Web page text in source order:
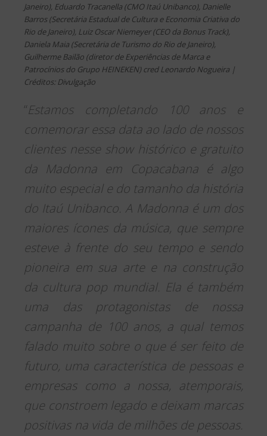
Janeiro), Eduardo Tracanella (CMO Itaú Unibanco), Danielle
Barros (Secretária Estadual de Cultura e Economia Criativa do
Rio de Janeiro), Luiz Oscar Niemeyer (CEO da Bonus Track),
Daniela Maia (Secretária de Turismo do Rio de Janeiro),
Guilherme Bailão (diretor de Experiências de Marca e
Patrocínios do Grupo HEINEKEN) cred Leonardo Nogueira |
Créditos: Divulgação
“Estamos completando 100 anos e
comemorar essa data ao lado de nossos
clientes nesse show histórico e gratuito
da Madonna em Copacabana é algo
muito especial e do tamanho da história
do Itaú Unibanco. A Madonna é um dos
maiores ícones da música, que sempre
esteve à frente do seu tempo e sendo
pioneira em sua arte e na construção
da cultura pop mundial. Ela é também
uma das protagonistas de nossa
campanha de 100 anos, a qual temos
falado muito sobre o que é ser feito de
futuro, uma característica de pessoas e
empresas como a nossa, atemporais,
que constroem legado e deixam marcas
positivas na vida de milhões de pessoas.